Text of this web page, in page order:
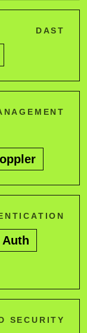
DAST
Auth
SECURITY